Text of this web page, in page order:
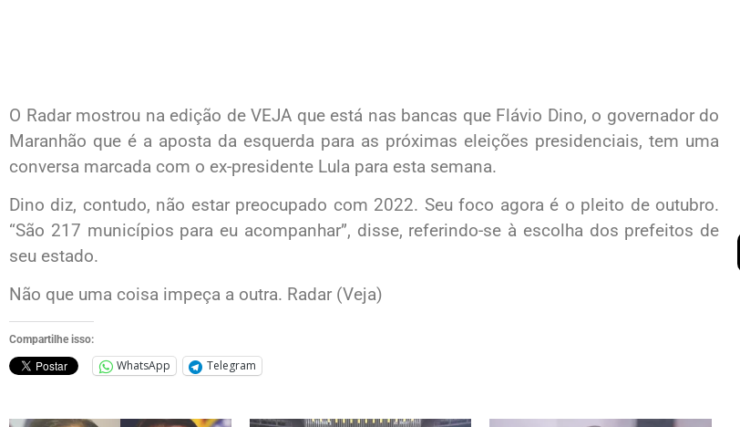
O Radar mostrou na edição de VEJA que está nas bancas que Flávio Dino, o governador do
Maranhão que é a aposta da esquerda para as próximas eleições presidenciais, tem uma
conversa marcada com o ex-presidente Lula para esta semana.
Dino diz, contudo, não estar preocupado com 2022. Seu foco agora é o pleito de outubro.
“São 217 municípios para eu acompanhar”, disse, referindo-se à escolha dos prefeitos de
seu estado.
Não que uma coisa impeça a outra. Radar (Veja)
Compartilhe isso:
WhatsApp Telegram